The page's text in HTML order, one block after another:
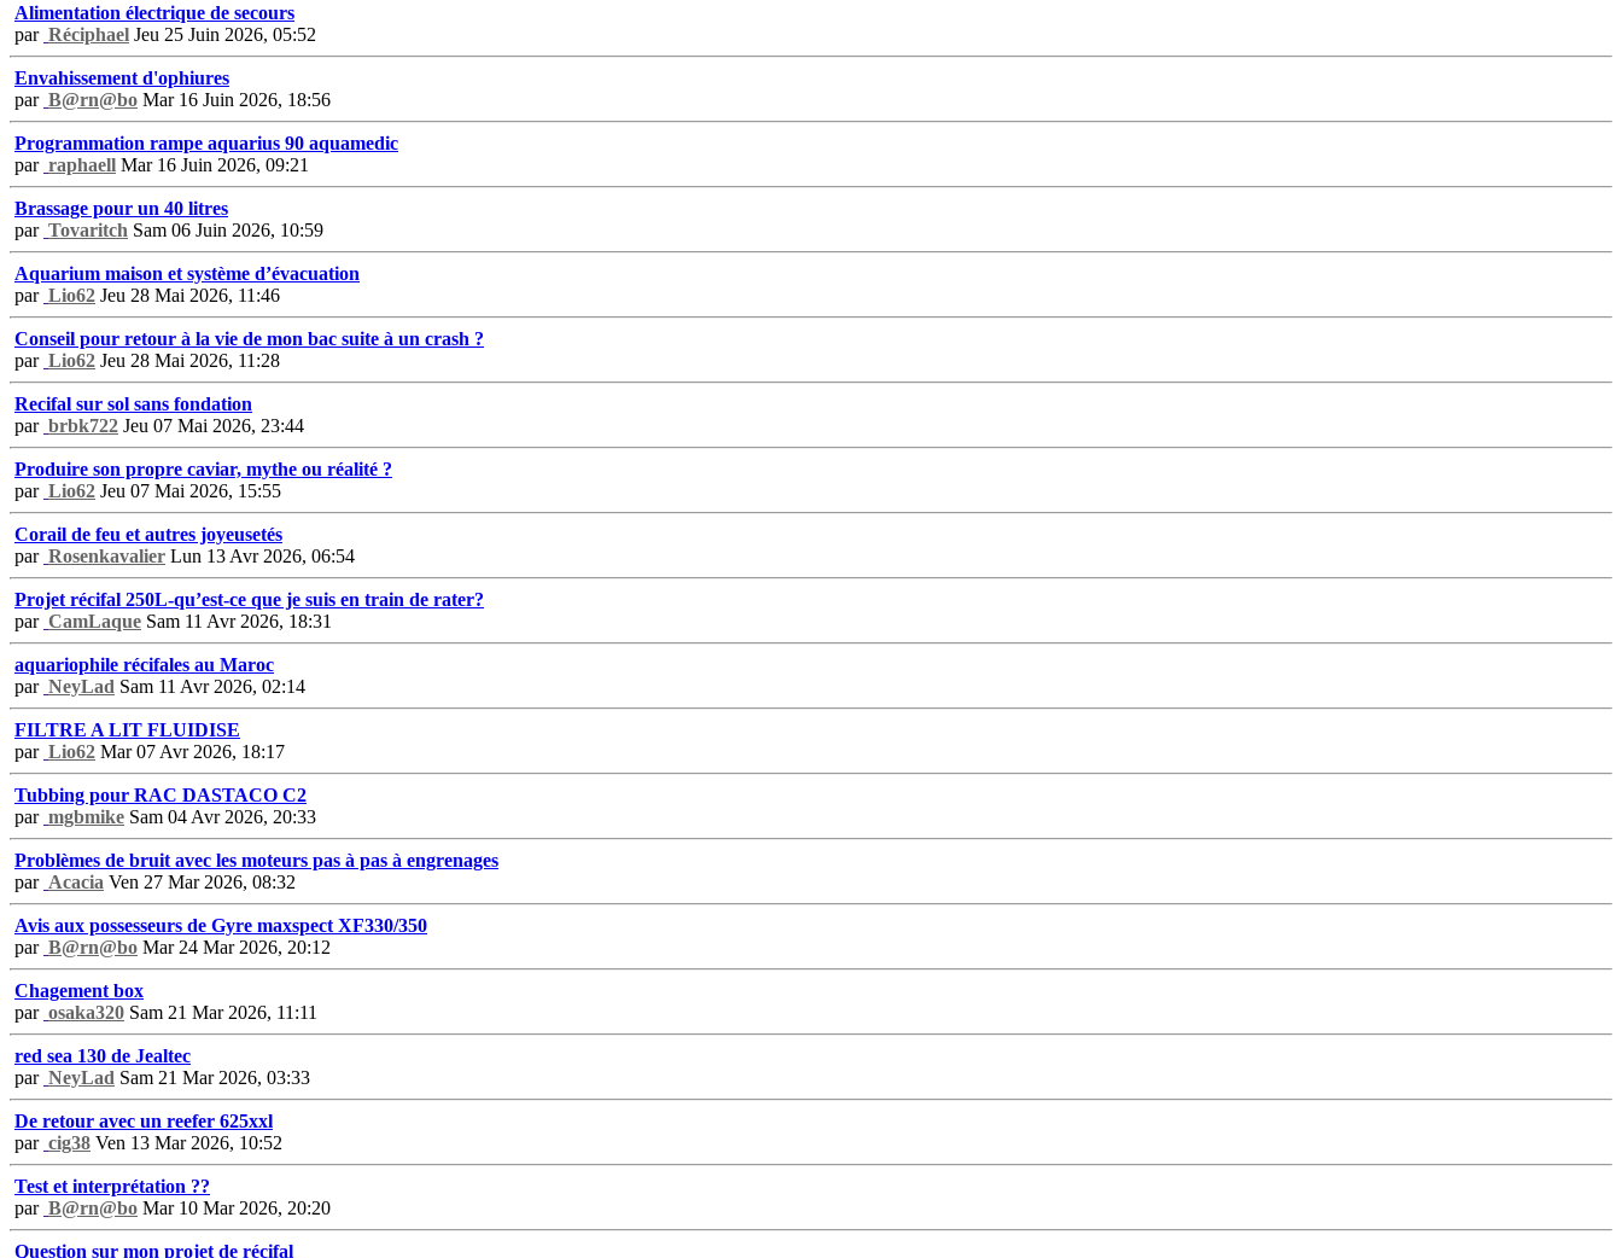
Alimentation électrique de secours
par Réciphael Jeu 25 Juin 2026, 05:52
Envahissement d'ophiures
par B@rn@bo Mar 16 Juin 2026, 18:56
Programmation rampe aquarius 90 aquamedic
par raphaell Mar 16 Juin 2026, 09:21
Brassage pour un 40 litres
par Tovaritch Sam 06 Juin 2026, 10:59
Aquarium maison et système d’évacuation
par Lio62 Jeu 28 Mai 2026, 11:46
Conseil pour retour à la vie de mon bac suite à un crash ?
par Lio62 Jeu 28 Mai 2026, 11:28
Recifal sur sol sans fondation
par brbk722 Jeu 07 Mai 2026, 23:44
Produire son propre caviar, mythe ou réalité ?
par Lio62 Jeu 07 Mai 2026, 15:55
Corail de feu et autres joyeusetés
par Rosenkavalier Lun 13 Avr 2026, 06:54
Projet récifal 250L-qu’est-ce que je suis en train de rater?
par CamLaque Sam 11 Avr 2026, 18:31
aquariophile récifales au Maroc
par NeyLad Sam 11 Avr 2026, 02:14
FILTRE A LIT FLUIDISE
par Lio62 Mar 07 Avr 2026, 18:17
Tubbing pour RAC DASTACO C2
par mgbmike Sam 04 Avr 2026, 20:33
Problèmes de bruit avec les moteurs pas à pas à engrenages
par Acacia Ven 27 Mar 2026, 08:32
Avis aux possesseurs de Gyre maxspect XF330/350
par B@rn@bo Mar 24 Mar 2026, 20:12
Chagement box
par osaka320 Sam 21 Mar 2026, 11:11
red sea 130 de Jealtec
par NeyLad Sam 21 Mar 2026, 03:33
De retour avec un reefer 625xxl
par cig38 Ven 13 Mar 2026, 10:52
Test et interprétation ??
par B@rn@bo Mar 10 Mar 2026, 20:20
Question sur mon projet de récifal